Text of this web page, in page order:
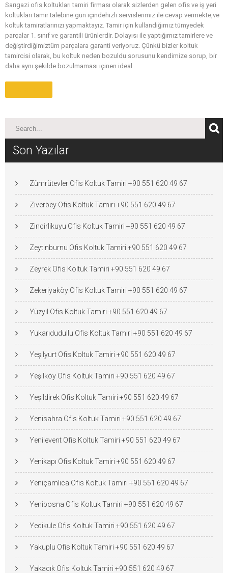
Sarıgazi ofis koltukları tamiri firması olarak sizlerden gelen ofis ve iş yeri
koltukları tamir talebine gün içindehızlı servislerimiz ile cevap vermekte,ve
koltuk tamiratlarınızı yapmaktayız. Tamir için kullandığımız tümyedek
parçalar 1. sınıf ve garantili ürünlerdir. Dolayısı ile yaptığımız tamirlere ve
değiştirdiğimiztüm parçalara garanti veriyoruz. Çünkü bizler koltuk
tamircisi olarak, bu koltuk neden bozuldu sorusunu kendimize sorup, bir
daha aynı şekilde bozulmaması içinen ideal...
Son Yazılar
Zümrütevler Ofis Koltuk Tamiri +90 551 620 49 67
Ziverbey Ofis Koltuk Tamiri +90 551 620 49 67
Zincirlikuyu Ofis Koltuk Tamiri +90 551 620 49 67
Zeytinburnu Ofis Koltuk Tamiri +90 551 620 49 67
Zeyrek Ofis Koltuk Tamiri +90 551 620 49 67
Zekeriyaköy Ofis Koltuk Tamiri +90 551 620 49 67
Yüzyıl Ofis Koltuk Tamiri +90 551 620 49 67
Yukarıdudullu Ofis Koltuk Tamiri +90 551 620 49 67
Yeşilyurt Ofis Koltuk Tamiri +90 551 620 49 67
Yeşilköy Ofis Koltuk Tamiri +90 551 620 49 67
Yeşildirek Ofis Koltuk Tamiri +90 551 620 49 67
Yenisahra Ofis Koltuk Tamiri +90 551 620 49 67
Yenilevent Ofis Koltuk Tamiri +90 551 620 49 67
Yenikapı Ofis Koltuk Tamiri +90 551 620 49 67
Yeniçamlıca Ofis Koltuk Tamiri +90 551 620 49 67
Yenibosna Ofis Koltuk Tamiri +90 551 620 49 67
Yedikule Ofis Koltuk Tamiri +90 551 620 49 67
Yakuplu Ofis Koltuk Tamiri +90 551 620 49 67
Yakacık Ofis Koltuk Tamiri +90 551 620 49 67